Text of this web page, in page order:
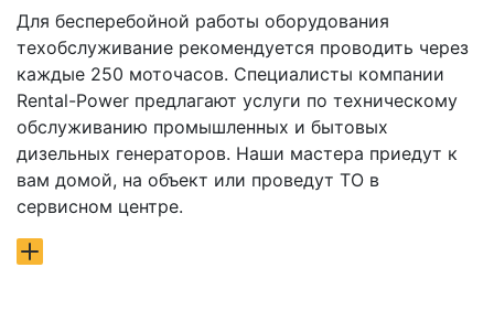
Для бесперебойной работы оборудования
техобслуживание рекомендуется проводить через
каждые 250 моточасов. Специалисты компании
Rental-Power предлагают услуги по техническому
обслуживанию промышленных и бытовых
дизельных генераторов. Наши мастера приедут к
вам домой, на объект или проведут ТО в
сервисном центре.